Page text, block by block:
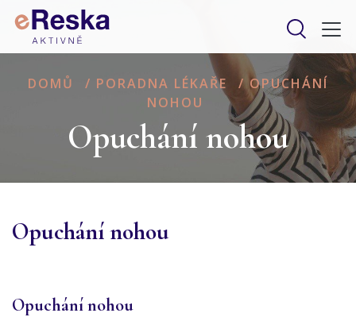
DOMŮ / PORADNA LÉKAŘE / OPUCHÁNÍ
NOHOU
Opuchání nohou
Opuchání nohou
Opuchání nohou